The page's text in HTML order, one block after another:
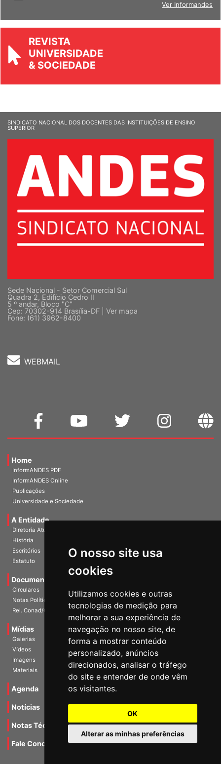
O nosso site usa
cookies
Utilizamos cookies e outras
tecnologias de medição para
melhorar a sua experiência de
navegação no nosso site, de
forma a mostrar conteúdo
personalizado, anúncios
direcionados, analisar o tráfego
do site e entender de onde vêm
os visitantes.
OK
Alterar as minhas preferências
Ver Informandes
REVISTA
UNIVERSIDADE
& SOCIEDADE
SINDICATO NACIONAL DOS DOCENTES DAS INSTITUIÇÕES DE ENSINO
SUPERIOR
Sede Nacional - Setor Comercial Sul
Quadra 2, Edifício Cedro II
5 º andar, Bloco "C"
Cep: 70302-914 Brasília-DF | Ver mapa
Fone: (61) 3962-8400
WEBMAIL
Home
InformANDES PDF
InformANDES Online
Publicações
Universidade e Sociedade
A Entidade
Diretoria Atual
História
Escritórios
Estatuto
Documentos
Circulares
Notas Políticas
Rel. Conad/Congresso
Mídias
Galerias
Vídeos
Imagens
Materiais
Agenda
Notícias
Notas Técnicas
Fale Conocsco